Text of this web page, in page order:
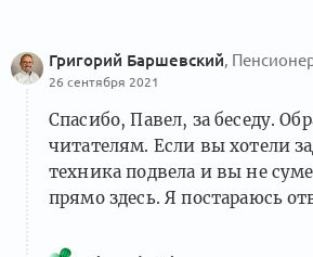
Григорий Баршевский,
26 сентября 2021
Спасибо, Павел, за беседу.
читателям. Если вы хотели
техника подвела и вы не
прямо здесь. Я постараюсь